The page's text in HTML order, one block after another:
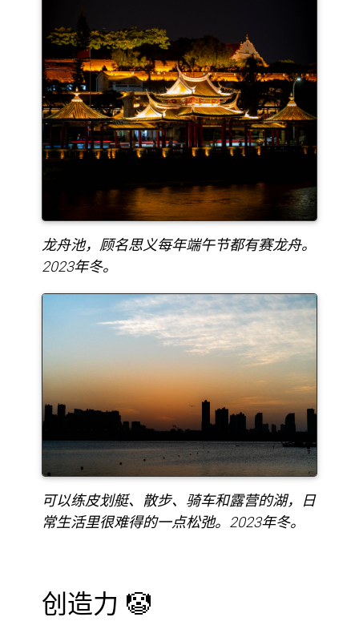
龙舟池，顾名思义每年端午节都有赛龙舟。
2023年冬。
可以练皮划艇、散步、骑车和露营的湖，日
常生活里很难得的一点松弛。2023年冬。
创造力 🤡